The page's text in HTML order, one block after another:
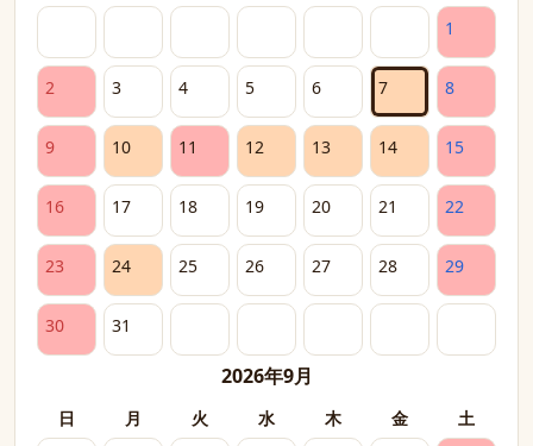
1
2 3 4 5 6 7 8
9 10 11 12 13 14 15
16 17 18 19 20 21 22
23 24 25 26 27 28 29
30 31
2026年9月
日 月 火 水 木 金
土